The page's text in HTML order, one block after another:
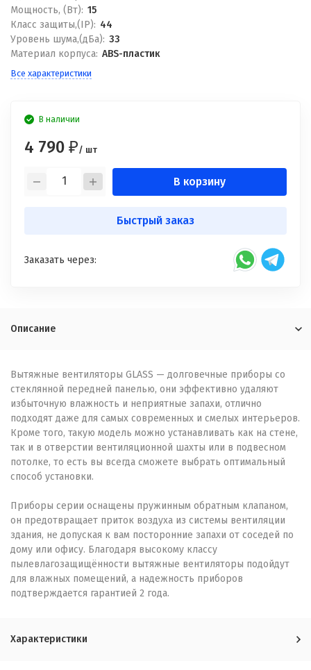
Мощность, (Вт): 15
Класс защиты,(IP): 44
Уровень шума,(дБа): 33
Материал корпуса: ABS-пластик
Все характеристики
В наличии
4 790 ₽/ шт
В корзину
Быстрый заказ
Заказать через:
Описание
Вытяжные вентиляторы GLASS — долговечные приборы со
стеклянной передней панелью, они эффективно удаляют
избыточную влажность и неприятные запахи, отлично
подходят даже для самых современных и смелых интерьеров.
Кроме того, такую модель можно устанавливать как на стене,
так и в отверстии вентиляционной шахты или в подвесном
потолке, то есть вы всегда сможете выбрать оптимальный
способ установки.
Приборы серии оснащены пружинным обратным клапаном,
он предотвращает приток воздуха из системы вентиляции
здания, не допуская к вам посторонние запахи от соседей по
дому или офису. Благодаря высокому классу
пылевлагозащищённости вытяжные вентиляторы подойдут
для влажных помещений, а надежность приборов
подтверждается гарантией 2 года.
Характеристики